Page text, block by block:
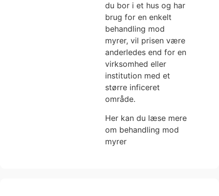
du bor i et hus og har
brug for en enkelt
behandling mod
myrer, vil prisen være
anderledes end for en
virksomhed eller
institution med et
større inficeret
område.
Her kan du læse mere
om behandling mod
myrer